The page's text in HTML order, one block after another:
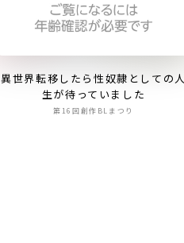
異世界転移したら性奴隷としての人
生が待っていました
第16回創作BLまつり